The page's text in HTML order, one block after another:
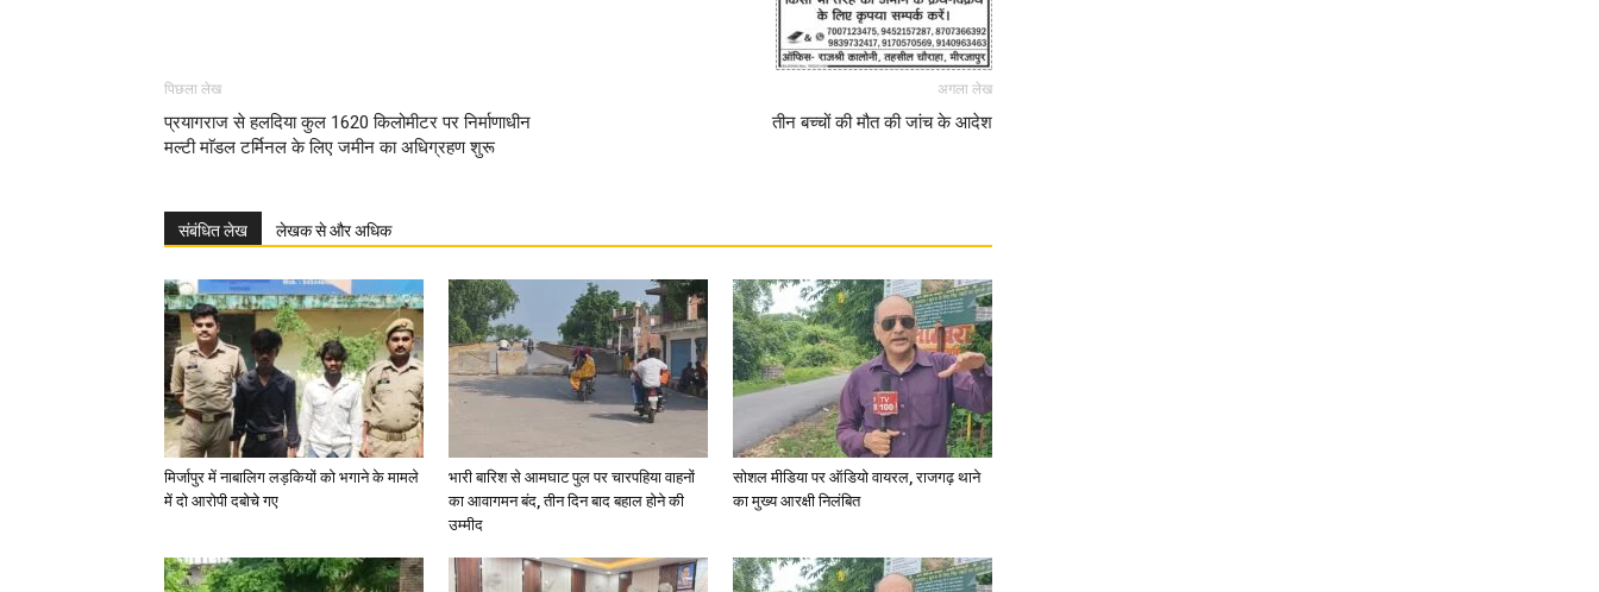
News
पिछला लेख
प्रयागराज से हलदिया कुल 1620 किलोमीटर पर निर्माणाधीन
मल्टी माॅडल टर्मिनल के लिए जमीन का अधिग्रहण शुरू
अगला लेख
तीन बच्चों की मौत की जांच के आदेश
संबंधित लेख लेखक से और अधिक
मिर्जापुर में नाबालिग लड़कियों को भगाने के मामले
में दो आरोपी दबोचे गए
भारी बारिश से आमघाट पुल पर चारपहिया वाहनों
का आवागमन बंद, तीन दिन बाद बहाल होने की
उम्मीद
सोशल मीडिया पर ऑडियो वायरल, राजगढ़ थाने
का मुख्य आरक्षी निलंबित